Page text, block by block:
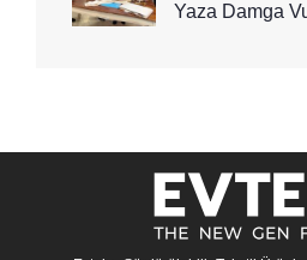
Yaza Damga